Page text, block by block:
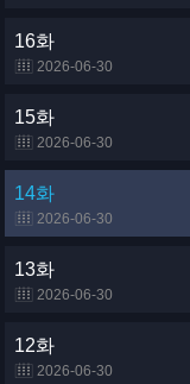
16화
2026-06-30
15화
2026-06-30
14화
2026-06-30
13화
2026-06-30
12화
2026-06-30